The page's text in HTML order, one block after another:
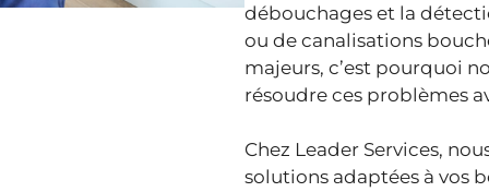
débouchages et la
ou de canalisations
majeurs, c’est pourquoi
résoudre ces problèmes
Chez Leader Services,
solutions adaptées à vos